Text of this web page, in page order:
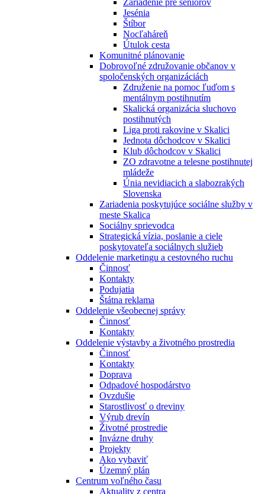
Zariadenie pre seniorov
Jesénia
Štíbor
Nocľaháreň
Útulok cesta
Komunitné plánovanie
Dobrovoľné združovanie občanov v
spoločenských organizáciách
Združenie na pomoc ľuďom s
mentálnym postihnutím
Skalická organizácia sluchovo
postihnutých
Liga proti rakovine v Skalici
Jednota dôchodcov v Skalici
Klub dôchodcov v Skalici
ZO zdravotne a telesne postihnutej
mládeže
Únia nevidiacich a slabozrakých
Slovenska
Zariadenia poskytujúce sociálne služby v
meste Skalica
Sociálny sprievodca
Strategická vízia, poslanie a ciele
poskytovateľa sociálnych služieb
Oddelenie marketingu a cestovného ruchu
Činnosť
Kontakty
Podujatia
Štátna reklama
Oddelenie všeobecnej správy
Činnosť
Kontakty
Oddelenie výstavby a životného prostredia
Činnosť
Kontakty
Doprava
Odpadové hospodárstvo
Ovzdušie
Starostlivosť o dreviny
Výrub drevín
Životné prostredie
Invázne druhy
Projekty
Ako vybaviť
Územný plán
Centrum voľného času
Aktuality z centra